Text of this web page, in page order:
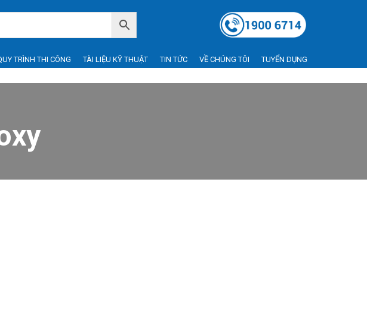
TRÌNH THI CÔNG TÀI LIỆU KỸ THUẬT TIN TỨC VỀ CHÚNG TÔI TUYỂN DỤNG